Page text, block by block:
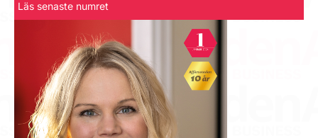
Läs senaste numret